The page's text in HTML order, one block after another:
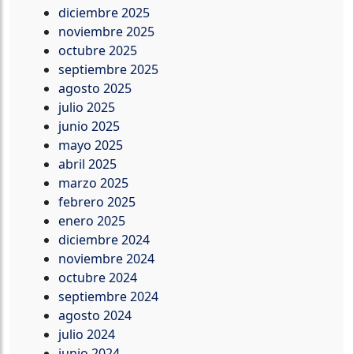
diciembre 2025
noviembre 2025
octubre 2025
septiembre 2025
agosto 2025
julio 2025
junio 2025
mayo 2025
abril 2025
marzo 2025
febrero 2025
enero 2025
diciembre 2024
noviembre 2024
octubre 2024
septiembre 2024
agosto 2024
julio 2024